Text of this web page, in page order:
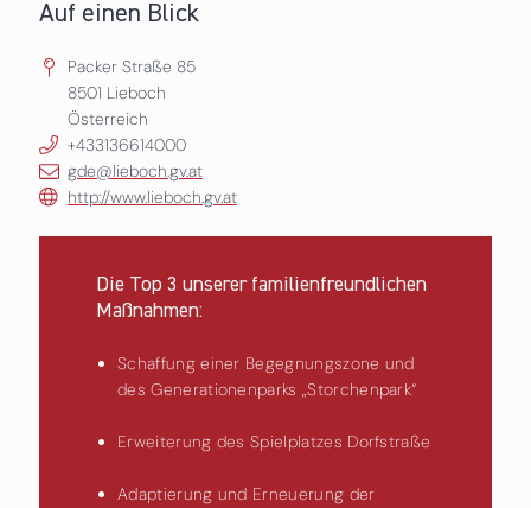
Auf einen Blick
Packer Straße 85
8501 Lieboch
Österreich
+433136614000
gde@lieboch.gv.at
http://www.lieboch.gv.at
Die Top 3 unserer familienfreundlichen
Maßnahmen:
Schaffung einer Begegnungszone und
des Generationenparks „Storchenpark“
Erweiterung des Spielplatzes Dorfstraße
Adaptierung und Erneuerung der